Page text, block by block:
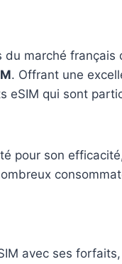
du marché
. Offrant une
eSIM qui sont
pour son
avec ses